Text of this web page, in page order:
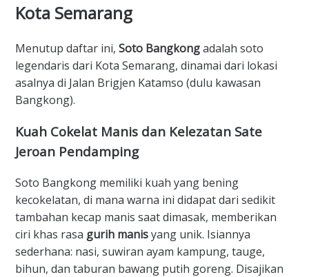
Kota Semarang
​Menutup daftar ini, Soto Bangkongadalah soto
legendaris dari Kota Semarang, dinamai dari lokasi
asalnya di Jalan Brigjen Katamso (dulu kawasan
Bangkong).
​Kuah Cokelat Manis dan Kelezatan Sate
Jeroan Pendamping
​Soto Bangkong memiliki kuah yang bening
kecokelatan, di mana warna ini didapat dari sedikit
tambahan kecap manis saat dimasak, memberikan
ciri khas rasa gurih manisyang unik. Isiannya
sederhana: nasi, suwiran ayam kampung, tauge,
bihun, dan taburan bawang putih goreng. Disajikan